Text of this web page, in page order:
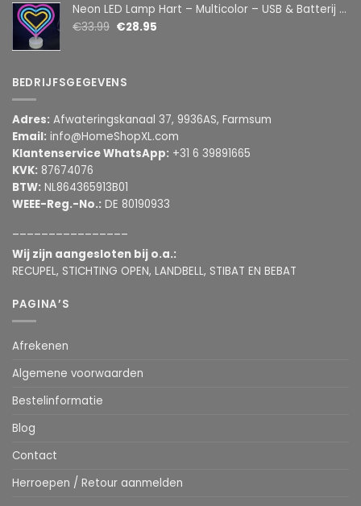
Neon LED Lamp Hart – Multicolor – USB & Batterij – Hartvormige Sfeerlamp – Kinderkamer & Slaapkamer – 25,2 x 23 cm
€33.99 €28.95
BEDRIJFSGEGEVENS
Adres: Afwateringskanaal 37, 9936AS, Farmsum
Email: info@HomeShopXL.com
Klantenservice WhatsApp: +31 6 39891665
KVK: 87674076
BTW: NL864365913B01
WEEE-Reg.-No.: DE 80190933
Wij zijn aangesloten bij o.a.:
RECUPEL, STICHTING OPEN, LANDBELL, STIBAT EN BEBAT
PAGINA’S
Afrekenen
Algemene voorwaarden
Bestelinformatie
Blog
Contact
Herroepen / Retour aanmelden